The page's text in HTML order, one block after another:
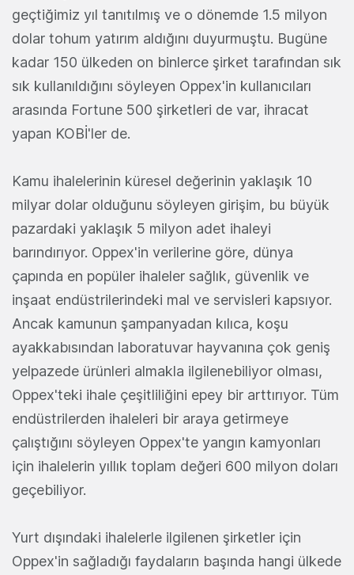
geçtiğimiz yıl tanıtılmış ve o dönemde 1.5 milyon
dolar tohum yatırım aldığını duyurmuştu. Bugüne
kadar 150 ülkeden on binlerce şirket tarafından sık
sık kullanıldığını söyleyen Oppex'in kullanıcıları
arasında Fortune 500 şirketleri de var, ihracat
yapan KOBİ'ler de.
Kamu ihalelerinin küresel değerinin yaklaşık 10
milyar dolar olduğunu söyleyen girişim, bu büyük
pazardaki yaklaşık 5 milyon adet ihaleyi
barındırıyor. Oppex'in verilerine göre, dünya
çapında en popüler ihaleler sağlık, güvenlik ve
inşaat endüstrilerindeki mal ve servisleri kapsıyor.
Ancak kamunun şampanyadan kılıca, koşu
ayakkabısından laboratuvar hayvanına çok geniş
yelpazede ürünleri almakla ilgilenebiliyor olması,
Oppex'teki ihale çeşitliliğini epey bir arttırıyor. Tüm
endüstrilerden ihaleleri bir araya getirmeye
çalıştığını söyleyen Oppex'te yangın kamyonları
için ihalelerin yıllık toplam değeri 600 milyon doları
geçebiliyor.
Yurt dışındaki ihalelerle ilgilenen şirketler için
Oppex'in sağladığı faydaların başında hangi ülkede